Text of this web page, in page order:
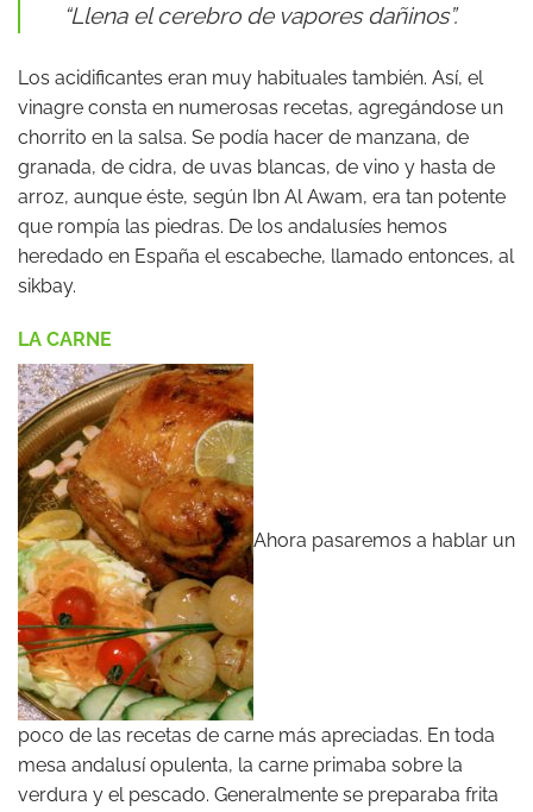
“Llena el cerebro de vapores dañinos”.
Los acidificantes eran muy habituales también. Así, el
vinagre consta en numerosas recetas, agregándose un
chorrito en la salsa. Se podía hacer de manzana, de
granada, de cidra, de uvas blancas, de vino y hasta de
arroz, aunque éste, según Ibn Al Awam, era tan potente
que rompía las piedras. De los andalusíes hemos
heredado en España el escabeche, llamado entonces, al
sikbay.
LA CARNE
Ahora pasaremos a hablar un
poco de las recetas de carne más apreciadas. En toda
mesa andalusí opulenta, la carne primaba sobre la
verdura y el pescado. Generalmente se preparaba frita